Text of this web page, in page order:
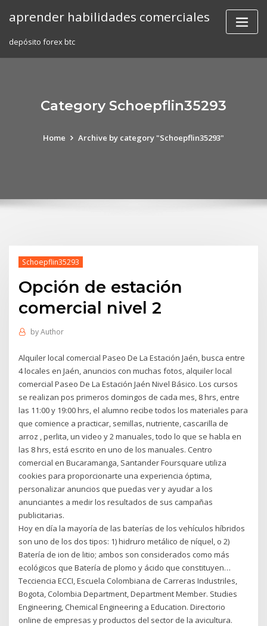
aprender habilidades comerciales
depósito forex btc
Category Schoepflin35293
Home Archive by category "Schoepflin35293"
Schoepflin35293
Opción de estación
comercial nivel 2
byAuthor
Alquiler local comercial Paseo De La Estación Jaén, busca entre
4 locales en Jaén, anuncios con muchas fotos, alquiler local
comercial Paseo De La Estación Jaén Nivel Básico. Los cursos
se realizan pos primeros domingos de cada mes, 8 hrs, entre
las 11:00 y 19:00 hrs, el alumno recibe todos los materiales para
que comience a practicar, semillas, nutriente, cascarilla de
arroz , perlita, un video y 2 manuales, todo lo que se habla en
las 8 hrs, está escrito en uno de los manuales. Centro
comercial en Bucaramanga, Santander Foursquare utiliza
cookies para proporcionarte una experiencia óptima,
personalizar anuncios que puedas ver y ayudar a los
anunciantes a medir los resultados de sus campañas
publicitarias.
Hoy en día la mayoría de las baterías de los vehículos híbridos
son uno de los dos tipos: 1) hidruro metálico de níquel, o 2)
Batería de ion de litio; ambos son considerados como más
ecológicos que Batería de plomo y ácido que constituyen…
Tecciencia ECCI, Escuela Colombiana de Carreras Industriles,
Bogota, Colombia Department, Department Member. Studies
Engineering, Chemical Engineering a Education. Directorio
online de empresas y productos del sector de la avicultura.